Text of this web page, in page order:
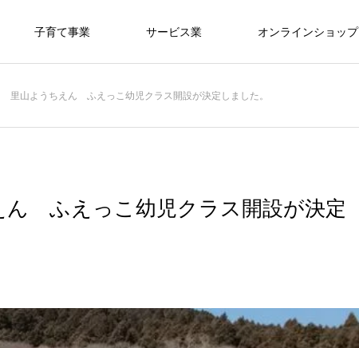
子育て事業 サービス業 オンラインショップ
里山ようちえん ふえっこ幼児クラス開設が決定しました。
ん ふえっこ幼児クラス開設が決定